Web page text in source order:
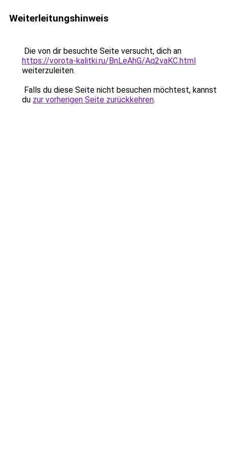
Weiterleitungshinweis
Die von dir besuchte Seite versucht, dich an
https://vorota-kalitki.ru/BnLeAhG/Aq2vaKC.html
weiterzuleiten.
Falls du diese Seite nicht besuchen möchtest, kannst
du zur vorherigen Seite zurückkehren.